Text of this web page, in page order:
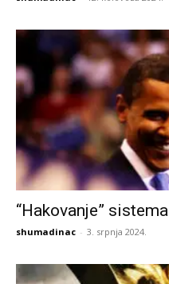
“Hakovanje” sistema
shumadinac - 3. srpnja 2024.